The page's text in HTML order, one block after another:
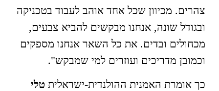
צהרים. מכיוון שכל אחד אוהב לעבוד בטכניקה
ובגודל שונה, אנחנו מבקשים להביא צבעים,
מכחולים ובדים. את כל השאר אנחנו מספקים
וכמובן מדריכים ועוזרים למי שמבקש".
כך אומרת האמנית ההולנדית-ישראלית טלי